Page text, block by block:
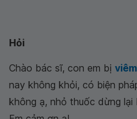
Hỏi
Chào bác sĩ, con em bị
nay không khỏi, có biện
không ạ, nhỏ thuốc dừng lại